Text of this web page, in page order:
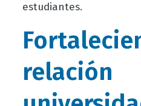
estudiantes.
relación